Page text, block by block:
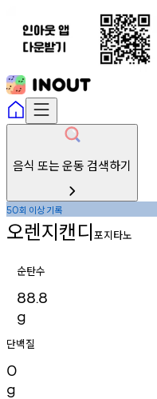
음식 또는 운동 검색하기
50회 이상기록
오렌지캔디포지타노
순탄수
88.8
g
단백질
0
g